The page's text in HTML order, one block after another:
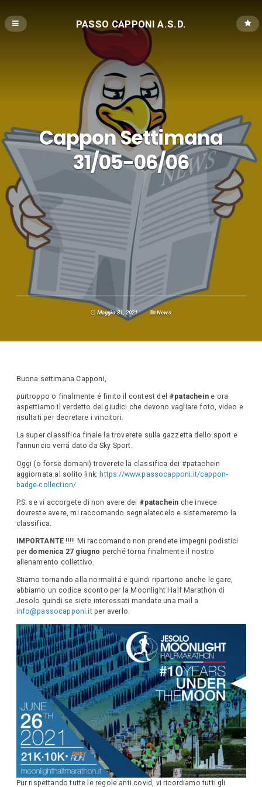
PASSO CAPPONI A.S.D.
Cappon Settimana
31/05-06/06
Maggio 31, 2021 News
Buona settimana Capponi,
purtroppo o finalmente é finito il contest del #patacheine ora
aspettiamo il verdetto dei giudici che devono vagliare foto, video e
risultati per decretare i vincitori.
La super classifica finale la troverete sulla gazzetta dello sport e
l’annuncio verrá dato da Sky Sport.
Oggi (o forse domani) troverete la classifica dei #patachein
aggiornata al solito link: https://www.passocapponi.it/cappon-
badge-collection/
P.S. se vi accorgete di non avere dei #patachein che invece
dovreste avere, mi raccomando segnalatecelo e sistemeremo la
classifica.
IMPORTANTE !!!!! Mi raccomando non prendete impegni podistici
per domenica 27 giugno perché torna finalmente il nostro
allenamento collettivo.
Stiamo tornando alla normalitá e quindi ripartono anche le gare,
abbiamo un codice sconto per la Moonlight Half Marathon di
Jesolo quindi se siete interessati mandate una mail a
info@passocapponi.itper averlo.
​Pur rispettando tutte le regole anti covid, vi ricordiamo tutti gli